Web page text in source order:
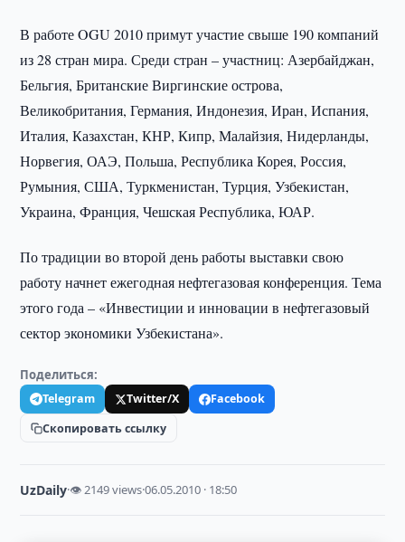
В работе OGU 2010 примут участие свыше 190 компаний
из 28 стран мира. Среди стран – участниц: Азербайджан,
Бельгия, Британские Виргинские острова,
Великобритания, Германия, Индонезия, Иран, Испания,
Италия, Казахстан, КНР, Кипр, Малайзия, Нидерланды,
Норвегия, ОАЭ, Польша, Республика Корея, Россия,
Румыния, США, Туркменистан, Турция, Узбекистан,
Украина, Франция, Чешская Республика, ЮАР.
По традиции во второй день работы выставки свою
работу начнет ежегодная нефтегазовая конференция. Тема
этого года – «Инвестиции и инновации в нефтегазовый
сектор экономики Узбекистана».
Поделиться:
Telegram Twitter/X
Facebook
Скопировать ссылку
UzDaily·👁 2149 views·06.05.2010 · 18:50